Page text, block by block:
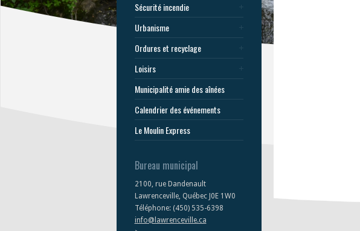
Sécurité incendie
Urbanisme
Ordures et recyclage
Loisirs
Municipalité amie des aînées
Calendrier des événements
Le Moulin Express
Bureau municipal
2100, rue Dandenault
Lawrenceville, Québec J0E 1W0
Téléphone: (450) 535-6398
info@lawrenceville.ca